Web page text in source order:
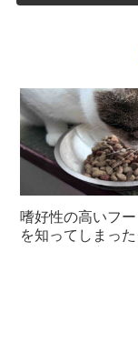
嗜好性の高いフ
を知ってしまっ